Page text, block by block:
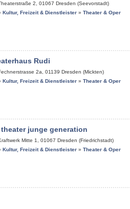
2 01067 Dresden (Seevorstadt)
Kultur, Freizeit & Dienstleister » Theater & Oper
Rudi
2a 01139 Dresden (Mickten)
Kultur, Freizeit & Dienstleister » Theater & Oper
junge generation
Mitte 1 01067 Dresden (Friedrichstadt)
Kultur, Freizeit & Dienstleister » Theater & Oper